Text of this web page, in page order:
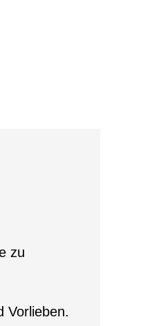
zu
Vorlieben.